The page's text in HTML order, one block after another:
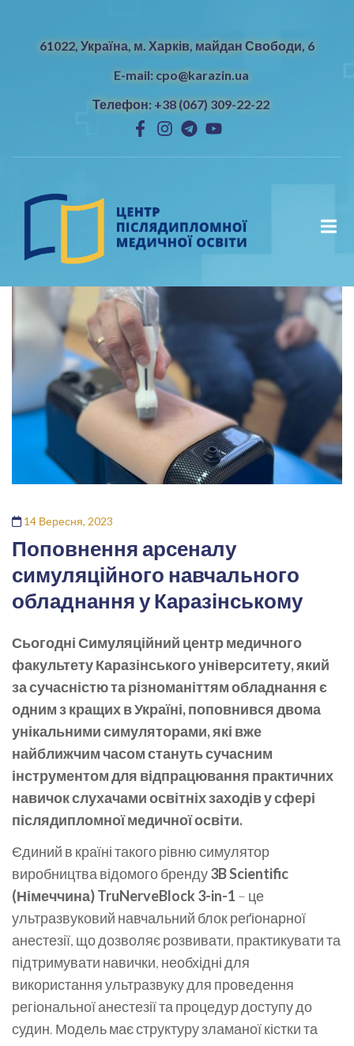
61022, Україна, м. Харків, майдан Свободи, 6
E-mail: cpo@karazin.ua
Телефон: +38 (067) 309-22-22
14 Вересня, 2023
Поповнення арсеналу
симуляційного навчального
обладнання у Каразінському
Сьогодні Симуляційний центр медичного
факультету Каразінського університету, який
за сучасністю та різноманіттям обладнання є
одним з кращих в Україні, поповнився двома
унікальними симуляторами, які вже
найближчим часом стануть сучасним
інструментом для відпрацювання практичних
навичок слухачами освітніх заходів у сфері
післядипломної медичної освіти.
Єдиний в країні такого рівню симулятор
виробництва відомого бренду3B Scientific
(Німеччина) TruNerveBlock 3-in-1 – це
ультразвуковий навчальний блок реґіонарної
анестезії, що дозволяє розвивати, практикувати та
підтримувати навички, необхідні для
використання ультразвуку для проведення
регіональної анестезії та процедур доступу до
судин. Модель має структуру зламаної кістки та